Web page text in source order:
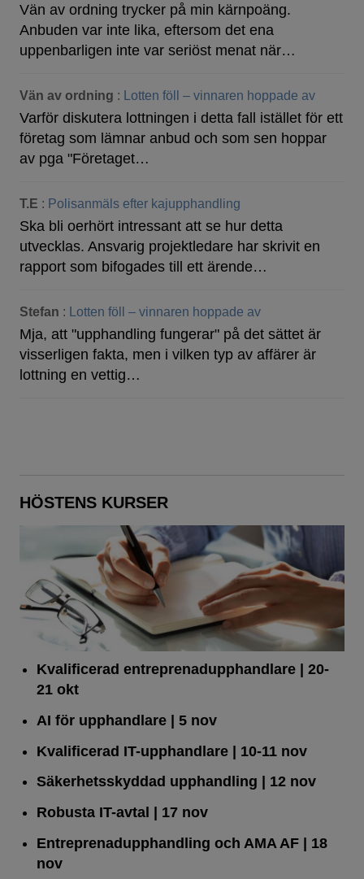
Vän av ordning trycker på min kärnpoäng.
Anbuden var inte lika, eftersom det ena
uppenbarligen inte var seriöst menat när…
Vän av ordning : Lotten föll – vinnaren hoppade av
Varför diskutera lottningen i detta fall istället för ett
företag som lämnar anbud och som sen hoppar
av pga "Företaget…
T.E : Polisanmäls efter kajupphandling
Ska bli oerhört intressant att se hur detta
utvecklas. Ansvarig projektledare har skrivit en
rapport som bifogades till ett ärende…
Stefan : Lotten föll – vinnaren hoppade av
Mja, att "upphandling fungerar" på det sättet är
visserligen fakta, men i vilken typ av affärer är
lottning en vettig…
HÖSTENS KURSER
Kvalificerad entreprenad­upphandlare
| 20-
21 okt
AI för upphandlare| 5 nov
Kvalificerad IT-upphandlare| 10-11 nov
Säkerhetsskyddad upphandling | 12 nov
Robusta IT-avtal
| 17 nov
Entreprenadupphandling och AMA AF| 18
nov